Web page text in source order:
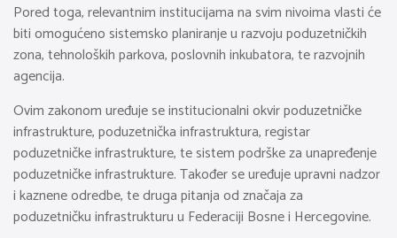
Pored toga, relevantnim institucijama na svim nivoima vlasti će
biti omogućeno sistemsko planiranje u razvoju poduzetničkih
zona, tehnoloških parkova, poslovnih inkubatora, te razvojnih
agencija.
Ovim zakonom uređuje se institucionalni okvir poduzetničke
infrastrukture, poduzetnička infrastruktura, registar
poduzetničke infrastrukture, te sistem podrške za unapređenje
poduzetničke infrastrukture. Također se uređuje upravni nadzor
i kaznene odredbe, te druga pitanja od značaja za
poduzetničku infrastrukturu u Federaciji Bosne i Hercegovine.